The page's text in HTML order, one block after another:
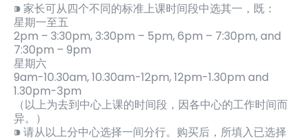
⁍ 家长可从四个不同的标准上课时间段中选其一，既：
星期一至五
2pm – 3:30pm, 3:30pm – 5pm, 6pm – 7:30pm, and
7:30pm – 9pm
星期六
9am-10.30am, 10.30am-12pm, 12pm-1.30pm and
1.30pm-3pm
（以上为去到中心上课的时间段，因各中心的工作时间而
异。）
⁍ 请从以上分中心选择一间分行。购买后，所填入已选择